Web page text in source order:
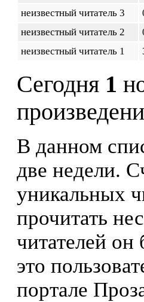
неизвестный читатель 3
неизвестный читатель 2
неизвестный читатель 1
Сегодня 1
В данном
две недели.
уникальных
прочитать
читателей он
это
портале